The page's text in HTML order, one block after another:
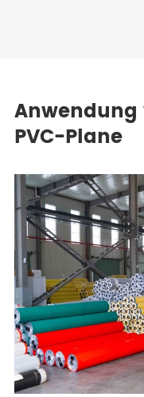
PVC-Plane